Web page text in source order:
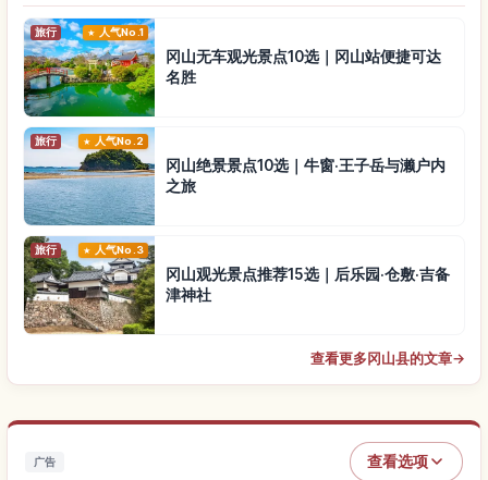
旅行 人气No.1
冈山无车观光景点10选｜冈山站便捷可达
名胜
旅行 人气No.2
冈山绝景景点10选｜牛窗·王子岳与濑户内
之旅
旅行 人气No.3
冈山观光景点推荐15选｜后乐园·仓敷·吉备
津神社
查看更多冈山县的文章→
广告 查看选项